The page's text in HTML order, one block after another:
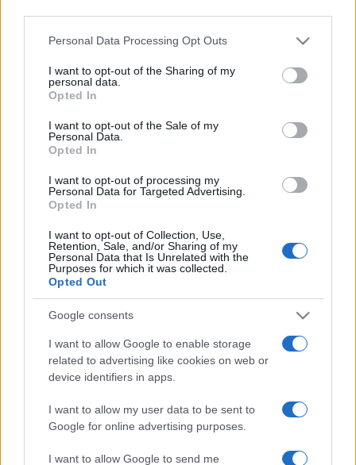
Please note that this website/app uses one or more Google
not limited to your visit or usage behaviour. You may click to
grant or deny consent to Google and its third-party tags to
use your data for below specified purposes in below Google
consent section.
Personal Data Processing Opt Outs
I want to opt-out of the Sharing of my
personal data.
Opted In
I want to opt-out of the Sale of my
Personal Data.
Opted In
I want to opt-out of processing my
Personal Data for Targeted Advertising.
Opted In
I want to opt-out of Collection, Use,
Retention, Sale, and/or Sharing of my
Personal Data that Is Unrelated with the
Purposes for which it was collected.
Opted Out
Google consents
I want to allow Google to enable storage
related to advertising like cookies on web or
device identifiers in apps.
I want to allow my user data to be sent to
Google for online advertising purposes.
I want to allow Google to send me
népzenegyűjtő, múzeumalapító, a Corvin-lánc kitüntetettje,
a nemzet művésze.
EZEN A NAPON TÖRTÉNT
Január 3-án történt
A klasszicizmus mestere, a reformkori arisztokrácia
építésze volt a százhetven éve ezen a napon elhunyt
templom, a Ludovika Akadémia és a dégi Festetics-kastély
tervezője. Megteremtette a hazai építőipar szervezeti
kereteit, és részt vett a Városliget létrehozásában is.
MŰVÉSZET
Sólyom László íróasztala is szerepel az
árverésen
Mintegy 600 tételre, köztük Keserü Ilona egyik
festményére, valamint Sólyom László volt köztársasági
elnök hivatali bútoraira is lehet licitálni a BÁV kétnapos